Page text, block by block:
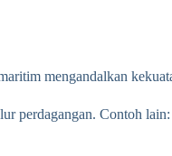
mengandalkan
perdagangan. Contoh